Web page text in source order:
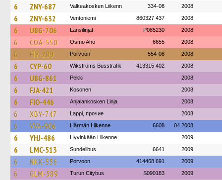
6 ZNY-687 Valkeakosken Liikenn 334-08 2008
6 ZNY-632 Ventoniemi 860327 437 2008
6 UBG-706 Länsilinjat P085230 2008
6 COA-550 Osmo Aho 6655 2008
6 FIY-209 Porvoon 554-08 2008
6 CYP-60 Wikströms Busstrafik 413315 402 2008
6 UBG-861 Pekki 2008
6 FJA-421 Kosonen 2008
6 FIO-446 Anjalankosken Linja 2008
6 XBY-747 Lappi, прочие 2008
6 VVA-906 Härmän Liikenne 6608 04.2008
6 YHJ-486 Hyvinkään Liikenne 2009
6 LMC-513 Sundellbus 6641 2009
6 NKK-556 Porvoon 414468 691 2009
6 GLM-589 Turun Citybus S090183 2009